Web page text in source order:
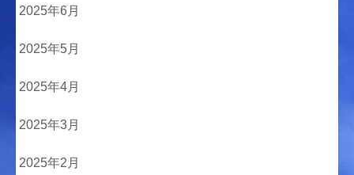
2025年6月
2025年5月
2025年4月
2025年3月
2025年2月